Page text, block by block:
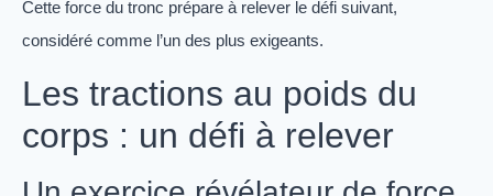
Cette force du tronc prépare à relever le défi suivant,
considéré comme l’un des plus exigeants.
Les tractions au poids du
corps : un défi à relever